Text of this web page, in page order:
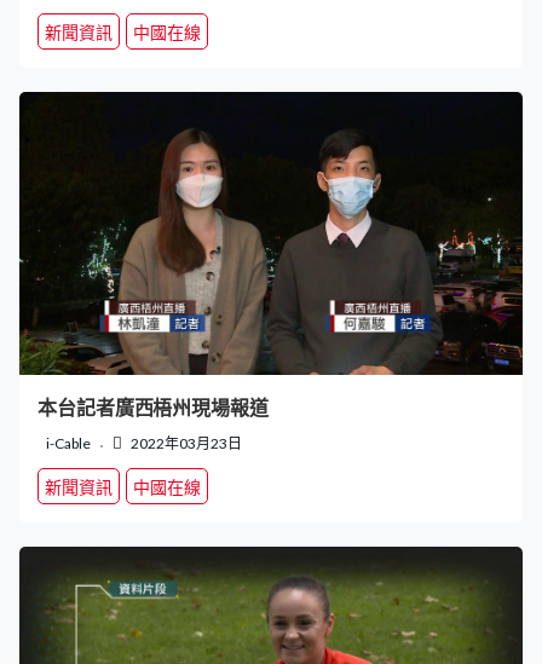
新聞資訊 中國在線
本台記者廣西梧州現場報道
i-Cable 2022年03月23日
新聞資訊 中國在線